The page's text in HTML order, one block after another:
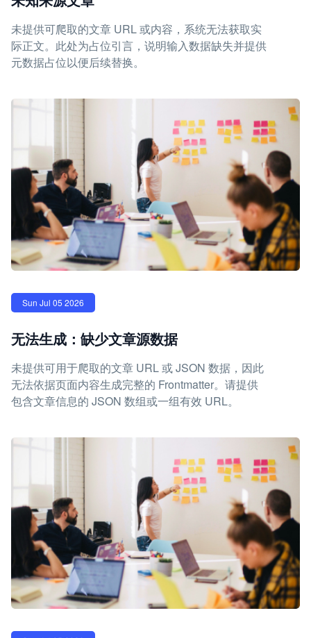
未提供可爬取的文章 URL 或内容，系统无法获取实
际正文。此处为占位引言，说明输入数据缺失并提供
元数据占位以便后续替换。
Sun Jul 05 2026
无法生成：缺少文章源数据
未提供可用于爬取的文章 URL 或 JSON 数据，因此
无法依据页面内容生成完整的 Frontmatter。请提供
包含文章信息的 JSON 数组或一组有效 URL。